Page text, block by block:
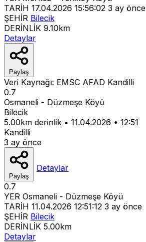
TARİH 17.04.2026 15:56:02 3 ay önce
ŞEHİR Bilecik
DERİNLİK 9.10km
Detaylar
Paylaş
Veri Kaynağı: EMSC AFAD Kandilli
0.7
Osmaneli - Düzmeşe Köyü
Bilecik
5.00km derinlik • 11.04.2026 • 12:51
Kandilli
3 ay önce
Paylaş
Detaylar
0.7
YER Osmaneli - Düzmeşe Köyü
TARİH 11.04.2026 12:51:12 3 ay önce
ŞEHİR Bilecik
DERİNLİK 5.00km
Detaylar